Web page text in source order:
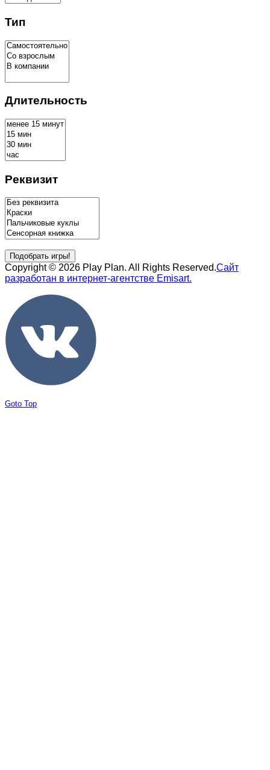
Тип
Длительность
Реквизит
Copyright © 2026 Play Plan. All Rights Reserved.Сайт
разработан в интернет-агентстве Emisart.
Goto Top